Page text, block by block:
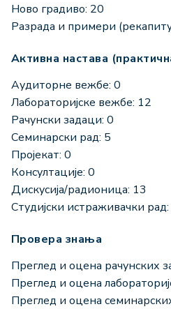
Ново градиво: 20
Разрада и примери
Активна настава
Аудиторне вежбе: 0
Лабораторијске вежбе: 12
Рачунски задаци: 0
Семинарски рад: 5
Пројекат: 0
Консултације: 0
Дискусија/радионица: 13
Студијски истраживачки
Провера знања
Преглед и оцена рачунских
Преглед и оцена
Преглед и оцена